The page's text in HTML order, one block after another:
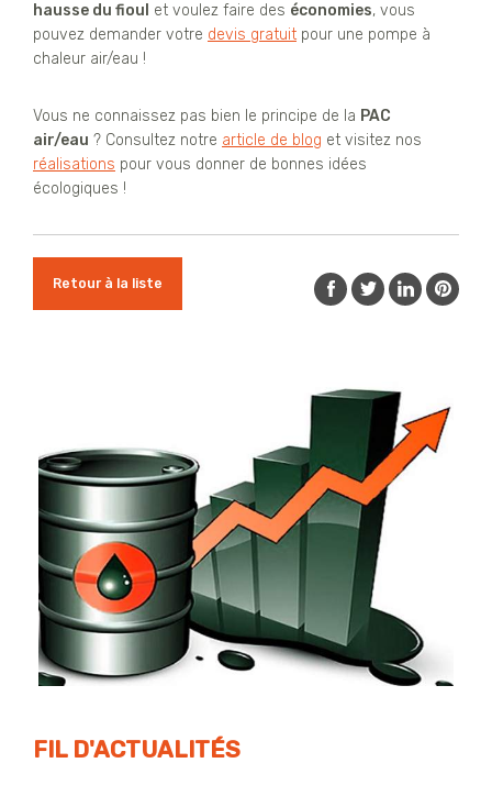
hausse du fioul et voulez faire des économies, vous
pouvez demander votre devis gratuit pour une pompe à
chaleur air/eau !
Vous ne connaissez pas bien le principe de la PAC
air/eau ? Consultez notre article de blog et visitez nos
réalisations pour vous donner de bonnes idées
écologiques !
Retour à la liste
FIL D'ACTUALITÉS